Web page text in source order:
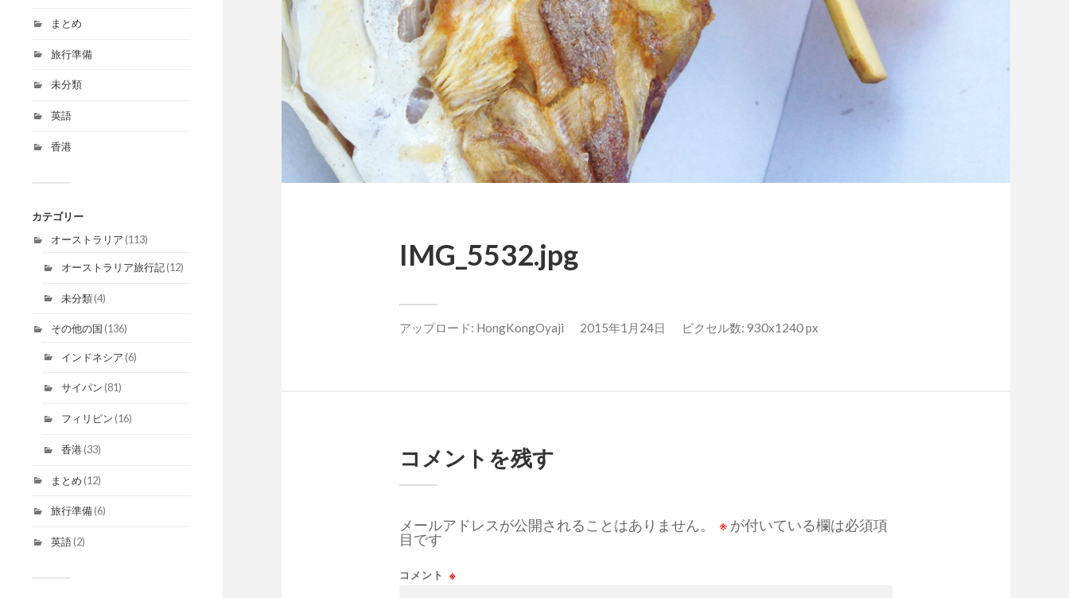
まとめ
旅行準備
未分類
英語
香港
カテゴリー
オーストラリア (113)
オーストラリア旅行記(12)
未分類(4)
その他の国 (136)
インドネシア (6)
サイパン (81)
フィリピン (16)
香港(33)
まとめ (12)
旅行準備(6)
英語(2)
IMG_5532.jpg
アップロード: HongKongOyaji 2015年1月24日 ピクセル数: 930x1240 px
コメントを残す
メールアドレスが公開されることはありません。 ※ が付いている欄は必須項
目です
コメント ※